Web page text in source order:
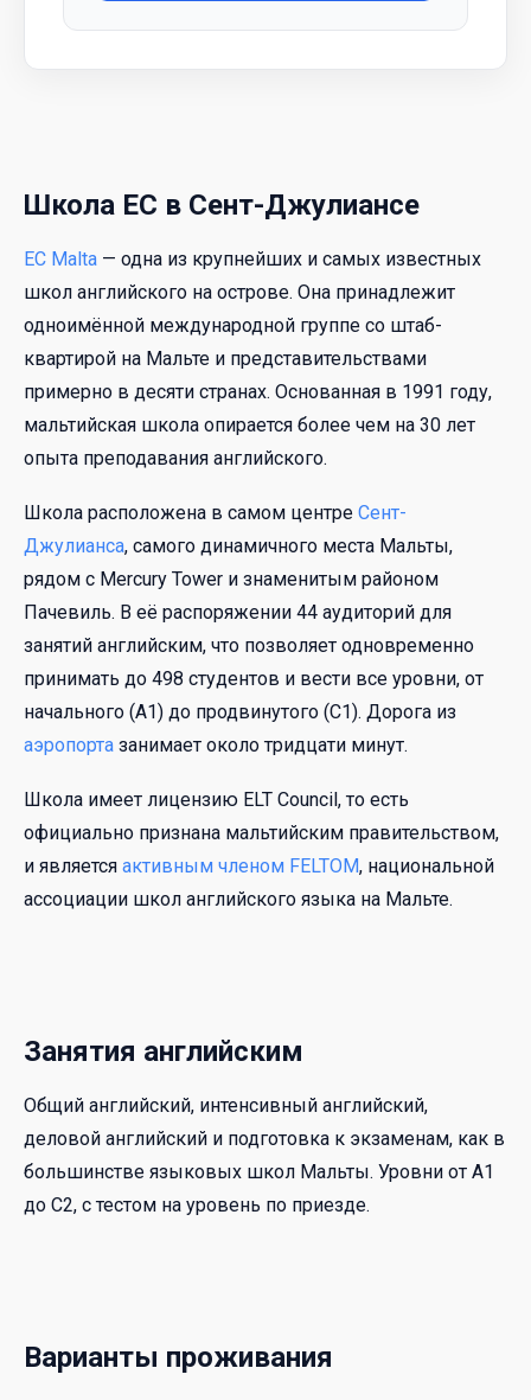
Школа EC в Сент-Джулиансе
EC Malta — одна из крупнейших и самых известных
школ английского на острове. Она принадлежит
одноимённой международной группе со штаб-
квартирой на Мальте и представительствами
примерно в десяти странах. Основанная в 1991 году,
мальтийская школа опирается более чем на 30 лет
опыта преподавания английского.
Школа расположена в самом центре Сент-
Джулианса, самого динамичного места Мальты,
рядом с Mercury Tower и знаменитым районом
Пачевиль. В её распоряжении 44 аудиторий для
занятий английским, что позволяет одновременно
принимать до 498 студентов и вести все уровни, от
начального (A1) до продвинутого (C1). Дорога из
аэропорта занимает около тридцати минут.
Школа имеет лицензию ELT Council, то есть
официально признана мальтийским правительством,
и является активным членом FELTOM, национальной
ассоциации школ английского языка на Мальте.
Занятия английским
Общий английский, интенсивный английский,
деловой английский и подготовка к экзаменам, как в
большинстве языковых школ Мальты. Уровни от A1
до C2, с тестом на уровень по приезде.
Варианты проживания